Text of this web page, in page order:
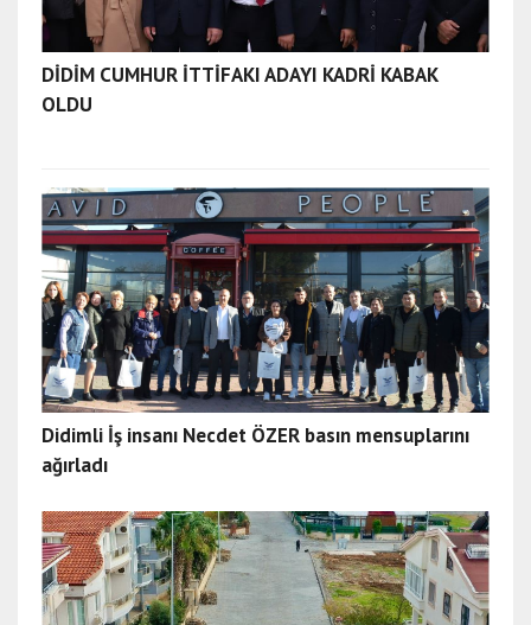
DİDİM CUMHUR İTTİFAKI ADAYI KADRİ KABAK
OLDU
Didimli İş insanı Necdet ÖZER basın mensuplarını
ağırladı